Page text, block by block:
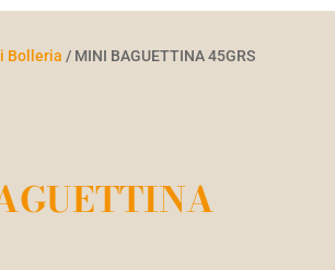
Bolleria / MINI BAGUETTINA 45GRS